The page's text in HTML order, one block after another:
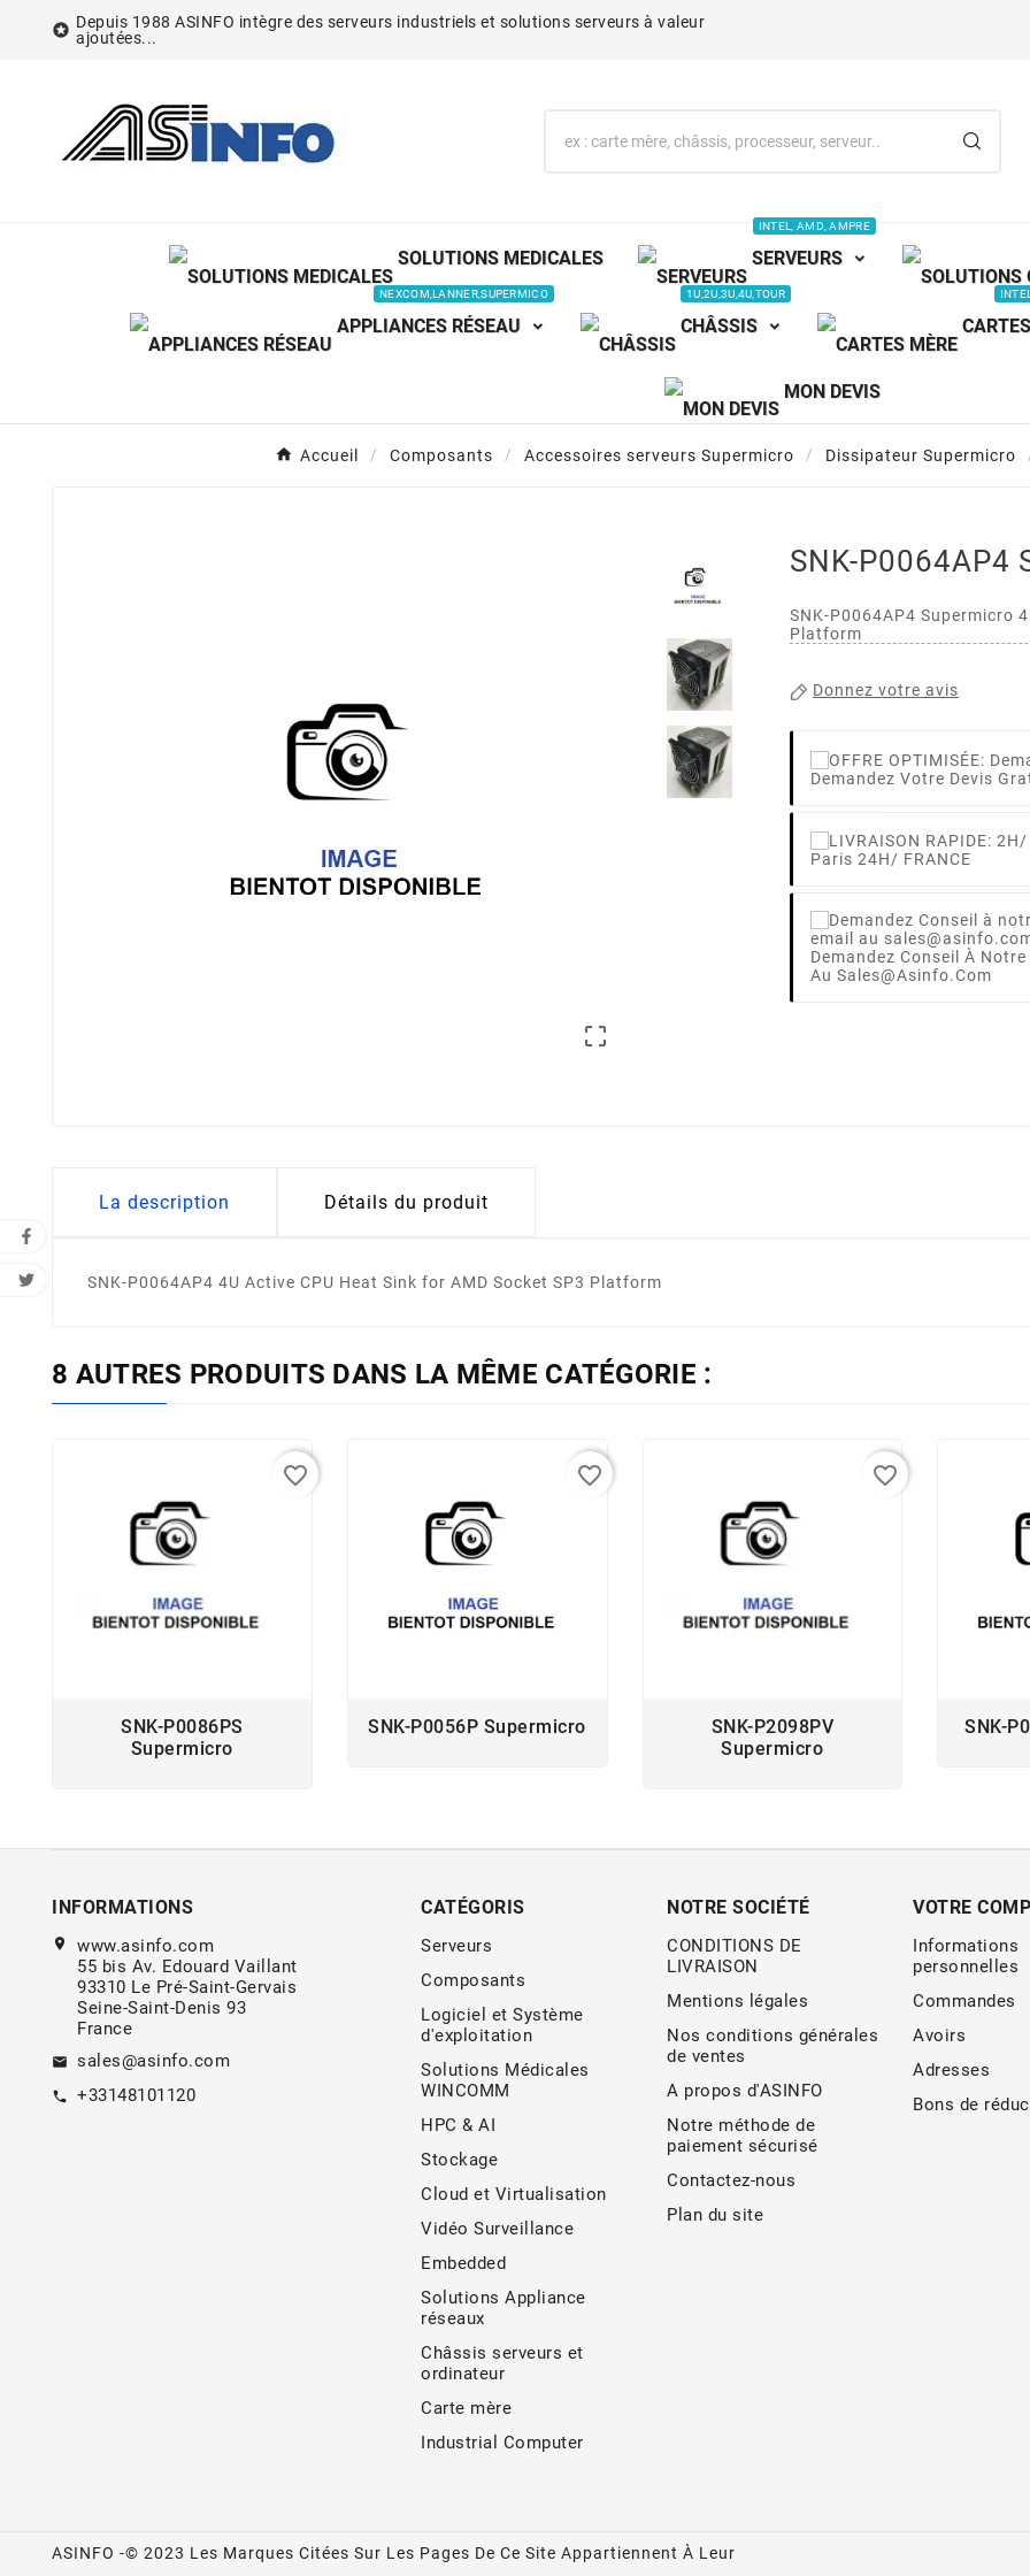
 Depuis 1988 ASINFO intègre des serveurs industriels et solutions serveurs à valeur
ajoutées...
SOLUTIONS MEDICALES SERVEURS
INTEL, AMD, AMPRE
APPLIANCES RÉSEAU
NEXCOM,LANNER,SUPERMICO
CHÂSSIS
1U,2U,3U,4U,TOUR
MON DEVIS
Accueil Composants Accessoires serveurs Supermicro Dissipateur Supermicro

SNK-P0064AP4
SNK-P0064AP4 Supermicro
Platform
Donnez votre avis
Demandez Votre Devis
Paris 24H/ FRANCE
Demandez Conseil À
Au Sales@asinfo.com
La description Détails du produit
SNK-P0064AP4 4U Active CPU Heat Sink for AMD Socket SP3 Platform
8 AUTRES PRODUITS DANS LA MÊME CATÉGORIE :
SNK-P0086PS
Supermicro
favorite_border
SNK-P0056P Supermicro
favorite_border
SNK-P2098PV
Supermicro
favorite_border
SNK-
INFORMATIONS
location_on
www.asinfo.com
55 bis Av. Edouard Vaillant
93310 Le Pré-Saint-Gervais
Seine-Saint-Denis 93
France
email sales@asinfo.com
call +33148101120
CATÉGORIS
Serveurs
Composants
Logiciel et Système
d'exploitation
Solutions Médicales
WINCOMM
HPC & AI
Stockage
Cloud et Virtualisation
Vidéo Surveillance
Embedded
Solutions Appliance
réseaux
Châssis serveurs et
ordinateur
Carte mère
Industrial Computer
NOTRE SOCIÉTÉ
CONDITIONS DE
LIVRAISON
Mentions légales
Nos conditions générales
de ventes
A propos d'ASINFO
Notre méthode de
paiement sécurisé
Contactez-nous
Plan du site
VOTRE
Informations
personnelles
Commandes
Avoirs
Adresses
Bons de
ASINFO -© 2023 Les Marques Citées Sur Les Pages De Ce Site Appartiennent À Leur